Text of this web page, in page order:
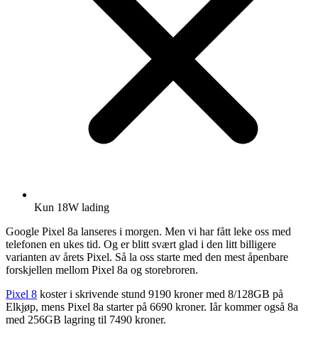
Kun 18W lading
Google Pixel 8a lanseres i morgen. Men vi har fått leke oss med
telefonen en ukes tid. Og er blitt svært glad i den litt billigere
varianten av årets Pixel. Så la oss starte med den mest åpenbare
forskjellen mellom Pixel 8a og storebroren.
Pixel 8 koster i skrivende stund 9190 kroner med 8/128GB på
Elkjøp, mens Pixel 8a starter på 6690 kroner. Iår kommer også 8a
med 256GB lagring til 7490 kroner.